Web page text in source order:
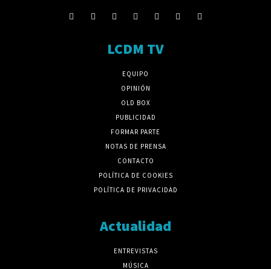
LCDM TV
EQUIPO
OPINIÓN
OLD BOX
PUBLICIDAD
FORMAR PARTE
NOTAS DE PRENSA
CONTACTO
POLÍTICA DE COOKIES
POLÍTICA DE PRIVACIDAD
Actualidad
ENTREVISTAS
MÚSICA